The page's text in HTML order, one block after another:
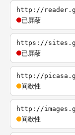
http://
已屏蔽
https://
已屏蔽
http://
间歇性
http://
间歇性